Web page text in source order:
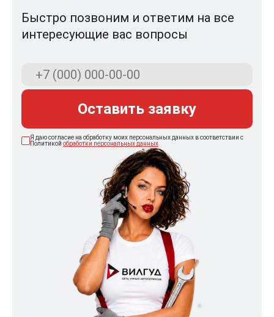
Быстро позвоним и ответим на все
интересующие вас вопросы
Оставить заявку
Я даю согласие на обработку моих персональных данных в соответствии с
Политикой обработки персональных данных